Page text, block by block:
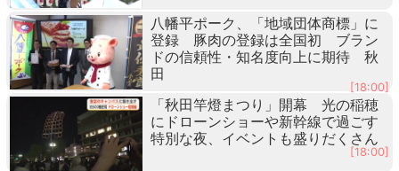
八幡平ポーク、「地域団体商標」に
登録 豚肉の登録は全国初 ブラン
ドの信頼性・知名度向上に期待 秋
田
[18:00]
「秋田竿燈まつり」開幕 光の稲穂
にドローンショーや新幹線で過ごす
特別な夜、イベントも盛りだくさん
[18:00]